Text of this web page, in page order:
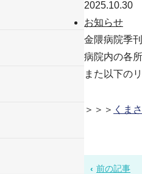
2025.10.30
お知らせ
金隈病院季
病院内の各
また以下の
＞＞＞ くま
前の記事